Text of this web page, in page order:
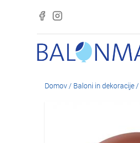
Domov/ Baloni in dekoracije/